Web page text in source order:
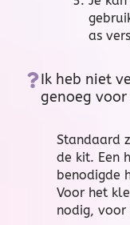
as
Ik heb niet
genoeg
Standaard
de kit. Een
benodigde
Voor het
nodig,